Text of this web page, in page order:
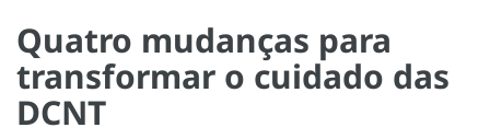
Quatro mudanças para
transformar o cuidado das
DCNT